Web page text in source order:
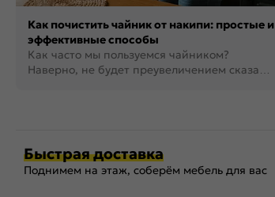
Как почистить чайник от накипи: простые и
эффективные способы
Как часто мы пользуемся чайником?
Наверно, не будет преувеличением сказать,
Быстрая доставка
Поднимем на этаж, соберём мебель для вас